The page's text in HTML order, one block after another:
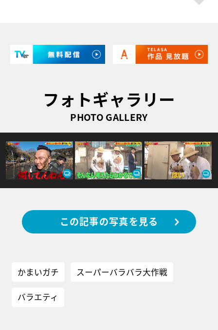
フォトギャラリー
PHOTO GALLERY
この記事の写真を見る
かまいガチ スーパーバラバラ大作戦
バラエティ